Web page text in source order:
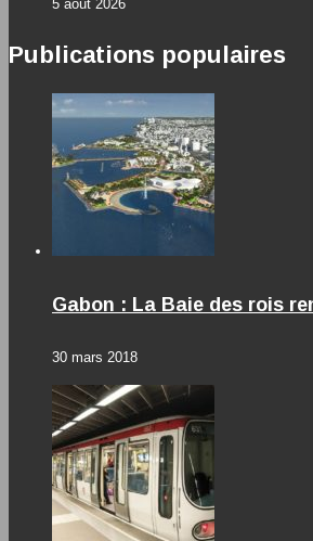
5 août 2026
Publications populaires
Gabon : La Baie des rois
30 mars 2018